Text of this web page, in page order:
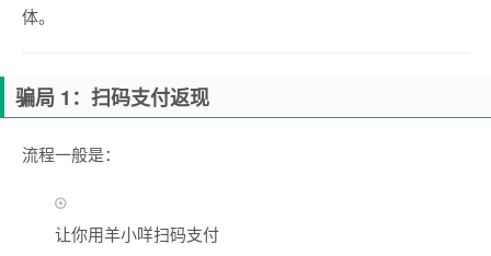
体。
骗局 1：扫码支付返现
流程一般是：
让你用羊小咩扫码支付